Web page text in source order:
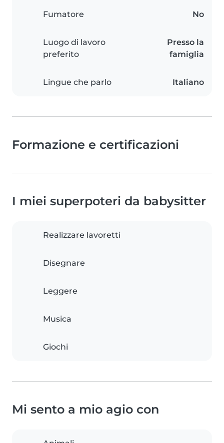
Fumatore No
Luogo di lavoro
preferito
Presso la
famiglia
Lingue che parlo Italiano
Formazione e certificazioni
I miei superpoteri da babysitter
Realizzare lavoretti
Disegnare
Leggere
Musica
Giochi
Mi sento a mio agio con